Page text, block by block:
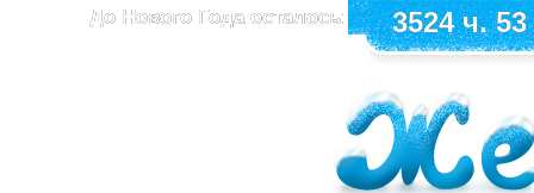
До Нового Года осталось: 3524 ч.